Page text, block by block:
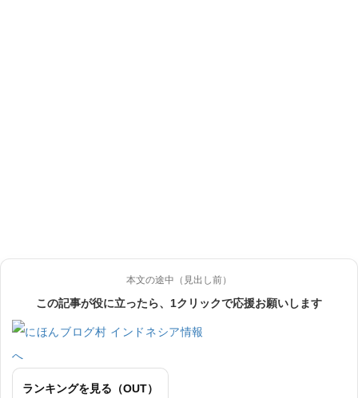
本文の途中（見出し前）
この記事が役に立ったら、1クリックで応援お願いします
ランキングを見る（OUT）